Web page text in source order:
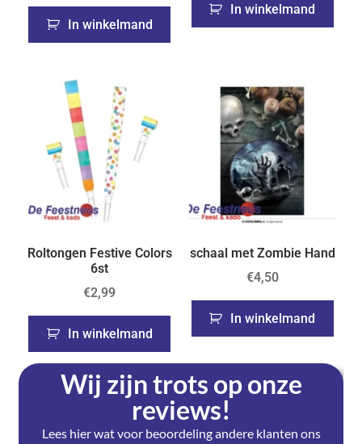
In winkelmand
In winkelmand
Roltongen Festive Colors
6st
€2,99
In winkelmand
schaal met Zombie Hand
€4,50
In winkelmand
Wij zijn trots op onze
reviews!
Lees hier wat voor beoordeling andere klanten ons